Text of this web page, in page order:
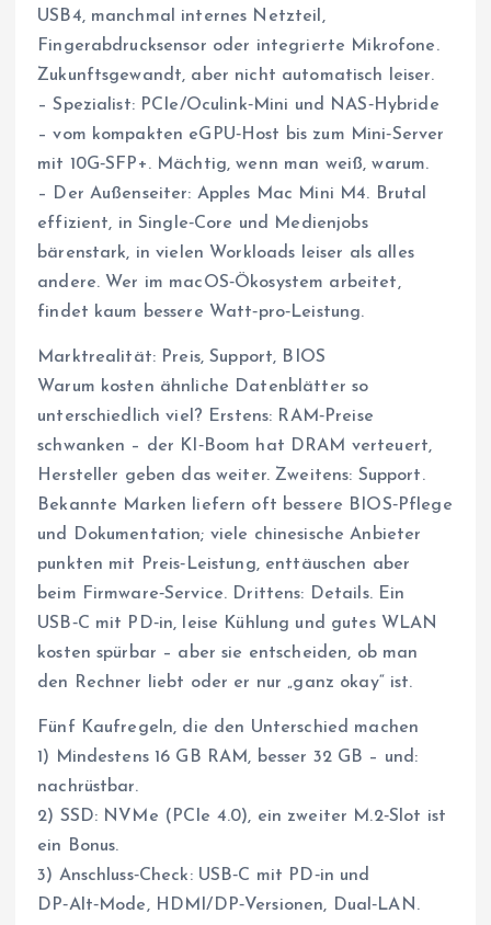
USB4, manchmal internes Netzteil,
Fingerabdrucksensor oder integrierte Mikrofone.
Zukunftsgewandt, aber nicht automatisch leiser.
– Spezialist: PCIe/Oculink‑Mini und NAS‑Hybride
– vom kompakten eGPU‑Host bis zum Mini‑Server
mit 10G‑SFP+. Mächtig, wenn man weiß, warum.
– Der Außenseiter: Apples Mac Mini M4. Brutal
effizient, in Single‑Core und Medienjobs
bärenstark, in vielen Workloads leiser als alles
andere. Wer im macOS‑Ökosystem arbeitet,
findet kaum bessere Watt‑pro‑Leistung.
Marktrealität: Preis, Support, BIOS
Warum kosten ähnliche Datenblätter so
unterschiedlich viel? Erstens: RAM‑Preise
schwanken – der KI‑Boom hat DRAM verteuert,
Hersteller geben das weiter. Zweitens: Support.
Bekannte Marken liefern oft bessere BIOS‑Pflege
und Dokumentation; viele chinesische Anbieter
punkten mit Preis‑Leistung, enttäuschen aber
beim Firmware‑Service. Drittens: Details. Ein
USB‑C mit PD‑in, leise Kühlung und gutes WLAN
kosten spürbar – aber sie entscheiden, ob man
den Rechner liebt oder er nur „ganz okay“ ist.
Fünf Kaufregeln, die den Unterschied machen
1) Mindestens 16 GB RAM, besser 32 GB – und:
nachrüstbar.
2) SSD: NVMe (PCIe 4.0), ein zweiter M.2‑Slot ist
ein Bonus.
3) Anschluss‑Check: USB‑C mit PD‑in und
DP‑Alt‑Mode, HDMI/DP‑Versionen, Dual‑LAN.